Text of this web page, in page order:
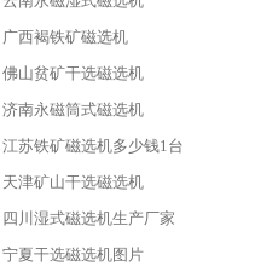
广西褐铁矿磁选机
佛山贫矿干选磁选机
济南永磁筒式磁选机
江苏铁矿磁选机多少钱1台
天津矿山干选磁选机
四川湿式磁选机生产厂家
宁夏干选磁选机图片